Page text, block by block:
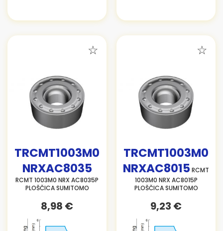
TRCMT1003M0
NRXAC8035
RCMT 1003M0 NRX AC8035P
PLOŠČICA SUMITOMO
8,98 €
TRCMT1003M0
NRXAC8015 RCMT
1003M0 NRX AC8015P
PLOŠČICA SUMITOMO
9,23 €